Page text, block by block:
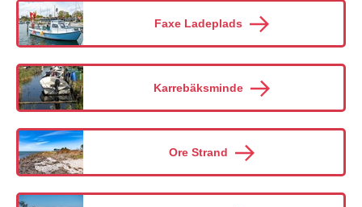
Faxe Ladeplads
Karrebäksminde
Ore Strand